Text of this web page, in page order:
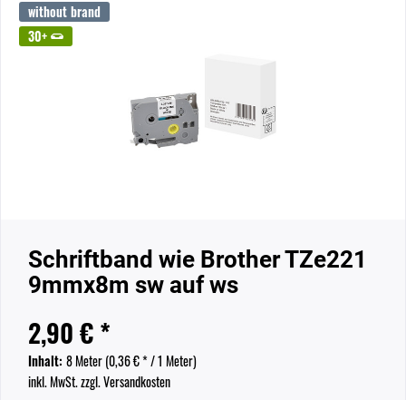
without brand
30+
Schriftband wie Brother TZe221
9mmx8m sw auf ws
2,90 € *
Inhalt: 8 Meter (0,36 €* / 1 Meter)
inkl. MwSt.zzgl. Versandkosten